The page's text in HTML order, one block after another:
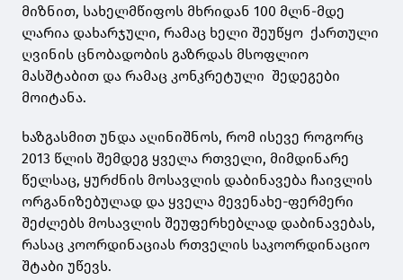
მიზნით, სახელმწიფოს მხრიდან 100 მლნ-მდე
ლარია დახარჯული, რამაც ხელი შეუწყო ქართული
ღვინის ცნობადობის გაზრდას მსოფლიო
მასშტაბით და რამაც კონკრეტული შედეგები
მოიტანა.
ხაზგასმით უნდა აღინიშნოს, რომ ისევე როგორც
2013 წლის შემდეგ ყველა რთველი, მიმდინარე
წელსაც, ყურძნის მოსავლის დაბინავება ჩაივლის
ორგანიზებულად და ყველა მევენახე-ფერმერი
შეძლებს მოსავლის შეუფერხებლად დაბინავებას,
რასაც კოორდინაციას რთველის საკოორდინაციო
შტაბი უწევს.